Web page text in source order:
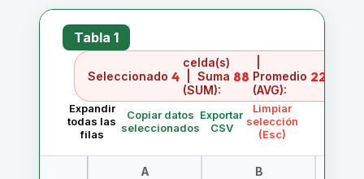
Tabla 1
Seleccionado 4
celda(s)
| Suma
(SUM):
88 Promedio
(AVG):
22
Expandir
todas las
filas
Copiar datos
seleccionados
Exportar
CSV
Limpiar
selección
(Esc)
A B